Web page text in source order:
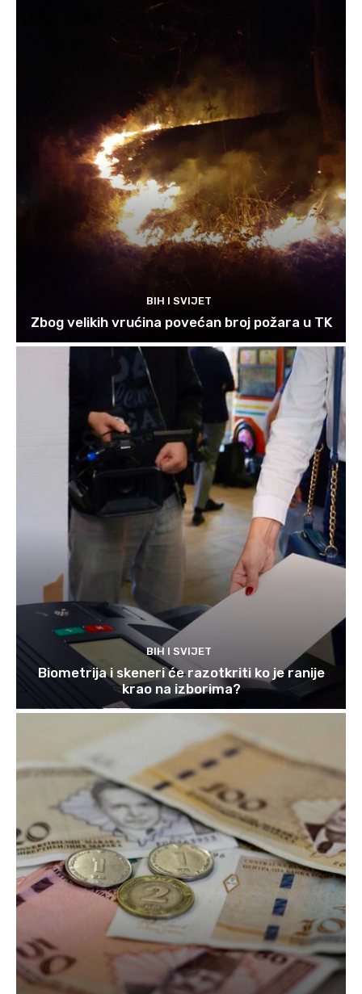
BIH I SVIJET
Zbog velikih vrućina povećan broj požara u TK
BIH I SVIJET
Biometrija i skeneri će razotkriti ko je ranije
krao na izborima?